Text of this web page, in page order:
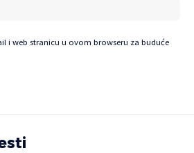
i web stranicu u ovom browseru za buduće